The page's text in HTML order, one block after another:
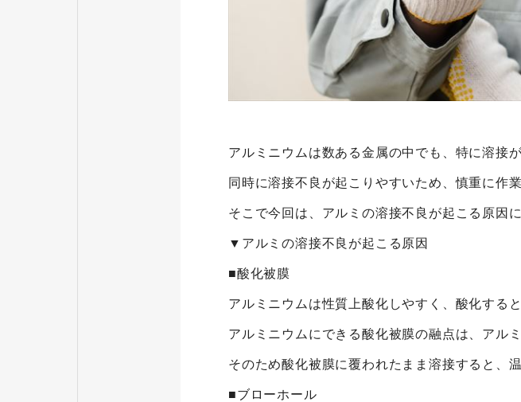
アルミニウムは数ある金属の中でも、特に溶接
同時に溶接不良が起こりやすいため、慎重に作
そこで今回は、アルミの溶接不良が起こる原因
▼アルミの溶接不良が起こる原因
■酸化被膜
アルミニウムは性質上酸化しやすく、酸化する
アルミニウムにできる酸化被膜の融点は、アル
そのため酸化被膜に覆われたまま溶接すると、
■ブローホール